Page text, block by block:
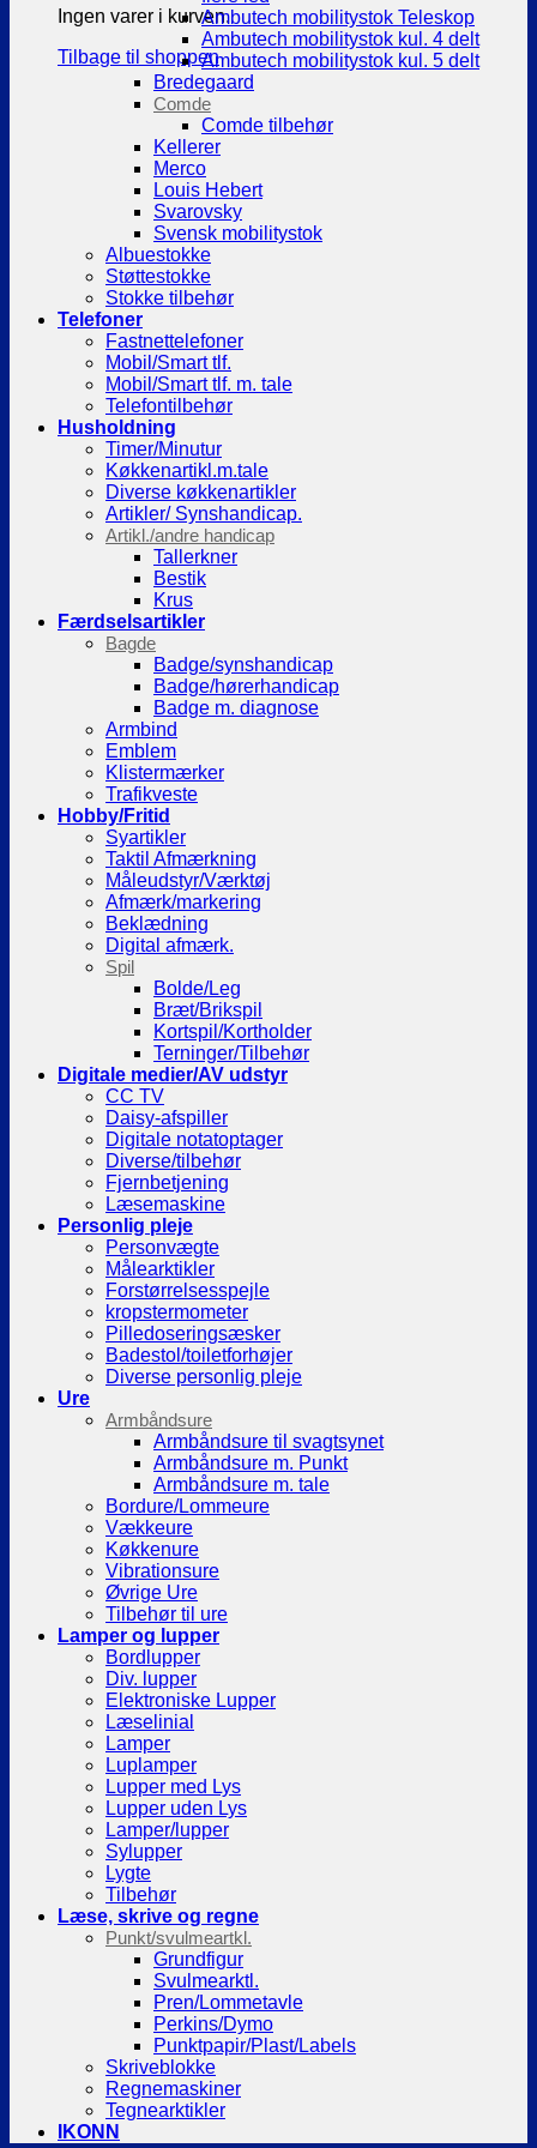
Ingen varer i kurven.
Tilbage til shoppen
Ambutech mobilitystok Teleskop
Ambutech mobilitystok kul. 4 delt
Ambutech mobilitystok kul. 5 delt
Bredegaard
Comde
Comde tilbehør
Kellerer
Merco
Louis Hebert
Svarovsky
Svensk mobilitystok
Albuestokke
Støttestokke
Stokke tilbehør
Telefoner
Fastnettelefoner
Mobil/Smart tlf.
Mobil/Smart tlf. m. tale
Telefontilbehør
Husholdning
Timer/Minutur
Køkkenartikl.m.tale
Diverse køkkenartikler
Artikler/ Synshandicap.
Artikl./andre handicap
Tallerkner
Bestik
Krus
Færdselsartikler
Bagde
Badge/synshandicap
Badge/hørerhandicap
Badge m. diagnose
Armbind
Emblem
Klistermærker
Trafikveste
Hobby/Fritid
Syartikler
Taktil Afmærkning
Måleudstyr/Værktøj
Afmærk/markering
Beklædning
Digital afmærk.
Spil
Bolde/Leg
Bræt/Brikspil
Kortspil/Kortholder
Terninger/Tilbehør
Digitale medier/AV udstyr
CC TV
Daisy-afspiller
Digitale notatoptager
Diverse/tilbehør
Fjernbetjening
Læsemaskine
Personlig pleje
Personvægte
Målearktikler
Forstørrelsesspejle
kropstermometer
Pilledoseringsæsker
Badestol/toiletforhøjer
Diverse personlig pleje
Ure
Armbåndsure
Armbåndsure til svagtsynet
Armbåndsure m. Punkt
Armbåndsure m. tale
Bordure/Lommeure
Vækkeure
Køkkenure
Vibrationsure
Øvrige Ure
Tilbehør til ure
Lamper og lupper
Bordlupper
Div. lupper
Elektroniske Lupper
Læselinial
Lamper
Luplamper
Lupper med Lys
Lupper uden Lys
Lamper/lupper
Sylupper
Lygte
Tilbehør
Læse, skrive og regne
Punkt/svulmeartkl.
Grundfigur
Svulmearktl.
Pren/Lommetavle
Perkins/Dymo
Punktpapir/Plast/Labels
Skriveblokke
Regnemaskiner
Tegnearktikler
IKONN